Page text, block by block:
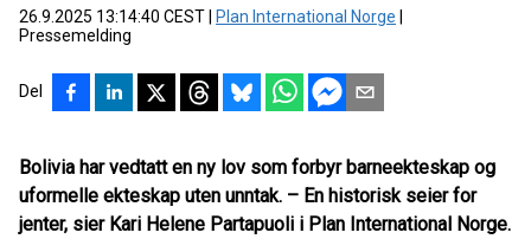
26.9.2025 13:14:40 CEST Plan International Norge
Pressemelding
Del
Bolivia har vedtatt en ny lov som forbyr barneekteskap og
uformelle ekteskap uten unntak. – En historisk seier for
jenter, sier Kari Helene Partapuoli i Plan International Norge.